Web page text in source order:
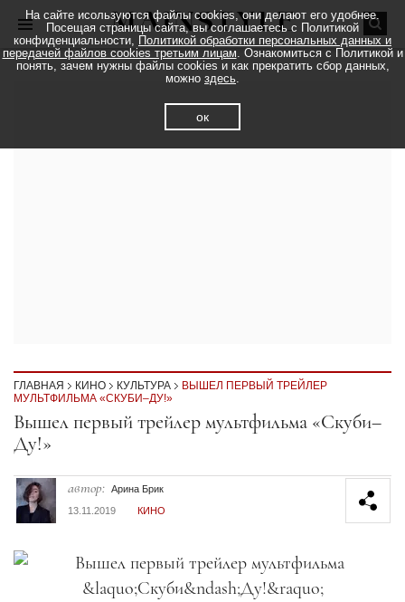
ГЛАВНАЯ КИНО КУЛЬТУРА
ВЫШЕЛ ПЕРВЫЙ ТРЕЙЛЕР
МУЛЬТФИЛЬМА «СКУБИ–ДУ!»
Секция статей
Вышел первый трейлер мультфильма «Скуби–
Ду!»
автор: Арина Брик
13.11.2019
КИНО
На сайте исользуются файлы cookies, они делают его удобнее.
Посещая страницы сайта, вы соглашаетесь с Политикой
конфиденциальности, Политикой обработки персональных данных и
передачей файлов cookies третьим лицам. Ознакомиться с Политикой и
понять, зачем нужны файлы cookies и как прекратить сбор данных,
можно здесь.
ок